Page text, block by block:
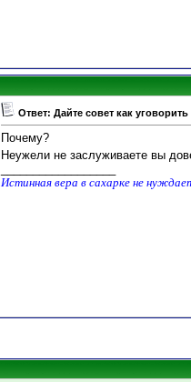
Ответ: Дайте совет как
Почему?
Неужели не заслуживаете вы
Истинная вера в сахарке не